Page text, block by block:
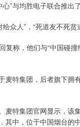
”与均胜电子联合推出
给众人”，“死道友不死
称，他们与“中国碰
麦特集团，后者旗下
麦特集团官网显示，
中，位于中国烟台的